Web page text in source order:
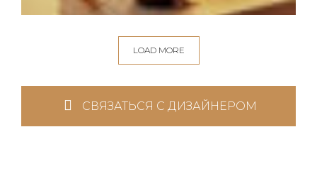
LOAD MORE
СВЯЗАТЬСЯ С ДИЗАЙНЕРОМ